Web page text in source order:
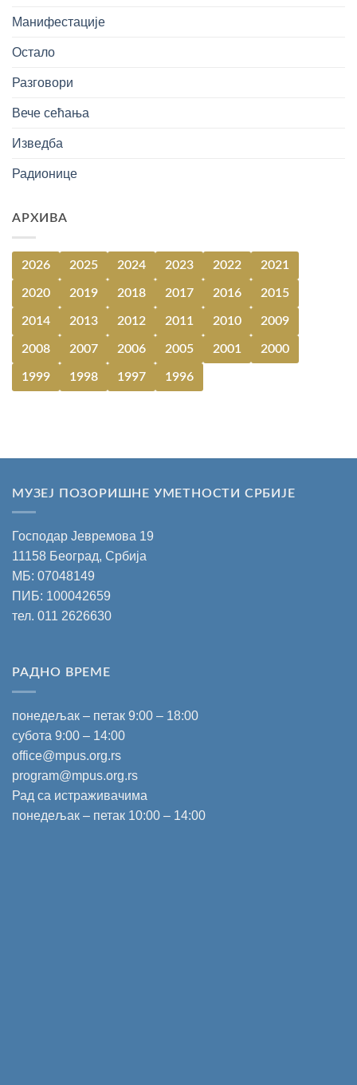
Манифестације
Остало
Разговори
Вече сећања
Изведба
Радионице
АРХИВА
2026 2025 2024 2023 2022 2021
2020 2019 2018 2017 2016 2015
2014 2013 2012 2011 2010 2009
2008 2007 2006 2005 2001 2000
1999 1998 1997 1996
МУЗЕЈ ПОЗОРИШНЕ УМЕТНОСТИ СРБИЈЕ
Господар Јевремова 19
11158 Београд, Србија
МБ: 07048149
ПИБ: 100042659
тел. 011 2626630
РАДНО ВРЕМЕ
понедељак – петак 9:00 – 18:00
субота 9:00 – 14:00
office@mpus.org.rs
program@mpus.org.rs
Рад са истраживачима
понедељак – петак 10:00 – 14:00